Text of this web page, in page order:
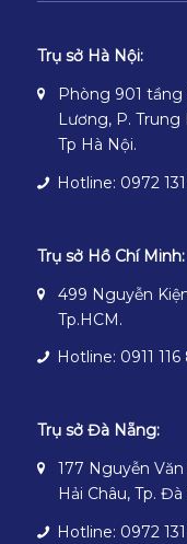
Trụ sở Hà Nội:
Phòng 901 tầng
Lương, P. Trung
Tp Hà Nội.
Hotline: 0972 131
Trụ sở Hồ Chí Minh:
499 Nguyễn
Tp.HCM.
Hotline: 0911
Trụ sở Đà Nẵng:
177 Nguyễn
Hải Châu, Tp.
Hotline: 0972 131